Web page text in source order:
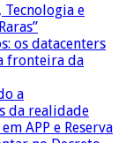
Tecnologia e
os datacenters
fronteira da
a
da realidade
APP e Reserva